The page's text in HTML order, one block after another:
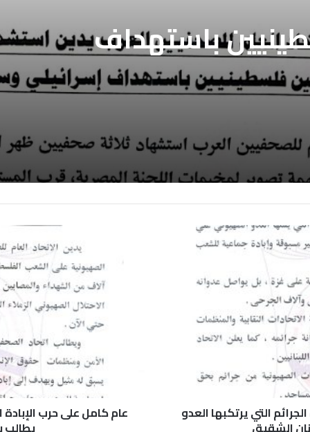
العرب يدين
باستهداف
غزة
العرب يطالب
عن
المعتقلين
التي يرتكبها العدو عام كامل على حرب